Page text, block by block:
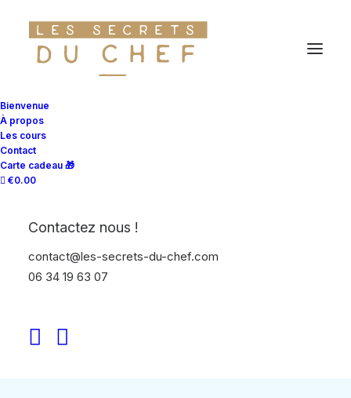
Bienvenue
À propos
Les cours
Contact
Carte cadeau 🎁
€0.00
Contactez nous !
contact@les-secrets-du-chef.com
06 34 19 63 07
Bon cadeau atelier
cuisine – Offrez une
expérience culinaire